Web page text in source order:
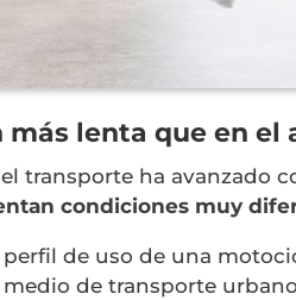
más lenta que en el
transporte ha avanzado
condiciones muy
de uso de una
de transporte